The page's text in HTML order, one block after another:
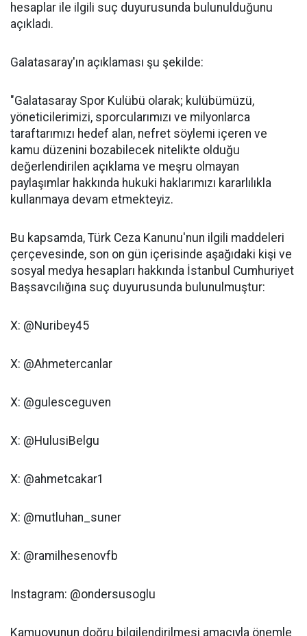
hesaplar ile ilgili suç duyurusunda bulunulduğunu
açıkladı.
Galatasaray'ın açıklaması şu şekilde:
"Galatasaray Spor Kulübü olarak; kulübümüzü,
yöneticilerimizi, sporcularımızı ve milyonlarca
taraftarımızı hedef alan, nefret söylemi içeren ve
kamu düzenini bozabilecek nitelikte olduğu
değerlendirilen açıklama ve meşru olmayan
paylaşımlar hakkında hukuki haklarımızı kararlılıkla
kullanmaya devam etmekteyiz.
Bu kapsamda, Türk Ceza Kanunu'nun ilgili maddeleri
çerçevesinde, son on gün içerisinde aşağıdaki kişi ve
sosyal medya hesapları hakkında İstanbul Cumhuriyet
Başsavcılığına suç duyurusunda bulunulmuştur:
X: @Nuribey45
X: @Ahmetercanlar
X: @gulesceguven
X: @HulusiBelgu
X: @ahmetcakar1
X: @mutluhan_suner
X: @ramilhesenovfb
Instagram: @ondersusoglu
Kamuoyunun doğru bilgilendirilmesi amacıyla önemle